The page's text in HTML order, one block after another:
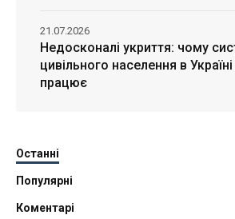
Недосконалі укриття: чому
цивільного населення в
працює
21.07.2026
Останні
Популярні
Коментарі